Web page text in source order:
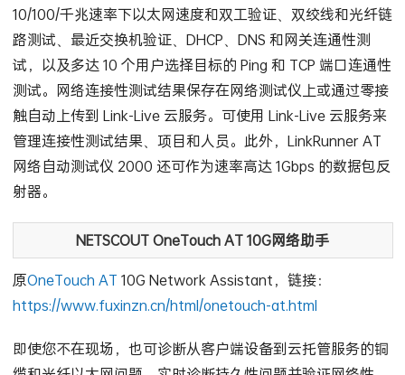
10/100/千兆速率下以太网速度和双工验证、双绞线和光纤链
路测试、最近交换机验证、DHCP、DNS 和网关连通性测
试，以及多达 10 个用户选择目标的 Ping 和 TCP 端口连通性
测试。网络连接性测试结果保存在网络测试仪上或通过零接
触自动上传到 Link-Live 云服务。可使用 Link-Live 云服务来
管理连接性测试结果、项目和人员。此外，LinkRunner AT
网络自动测试仪 2000 还可作为速率高达 1Gbps 的数据包反
射器。
NETSCOUT OneTouch AT 10G网络助手
原OneTouch AT 10G Network Assistant，链接：
https://www.fuxinzn.cn/html/onetouch-at.html
即使您不在现场，也可诊断从客户端设备到云托管服务的铜